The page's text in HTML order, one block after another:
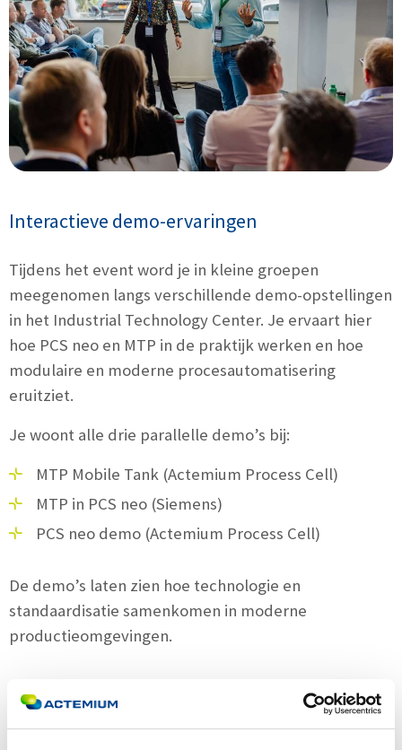
Interactieve demo-ervaringen
Tijdens het event word je in kleine groepen
meegenomen langs verschillende demo-opstellingen
in het Industrial Technology Center. Je ervaart hier
hoe PCS neo en MTP in de praktijk werken en hoe
modulaire en moderne procesautomatisering
eruitziet.
Je woont alle drie parallelle demo’s bij:
MTP Mobile Tank (Actemium Process Cell)
MTP in PCS neo (Siemens)
PCS neo demo (Actemium Process Cell)
De demo’s laten zien hoe technologie en
standaardisatie samenkomen in moderne
productieomgevingen.